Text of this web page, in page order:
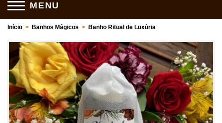
MENU
Início > Banhos Mágicos > Banho Ritual de Luxúria